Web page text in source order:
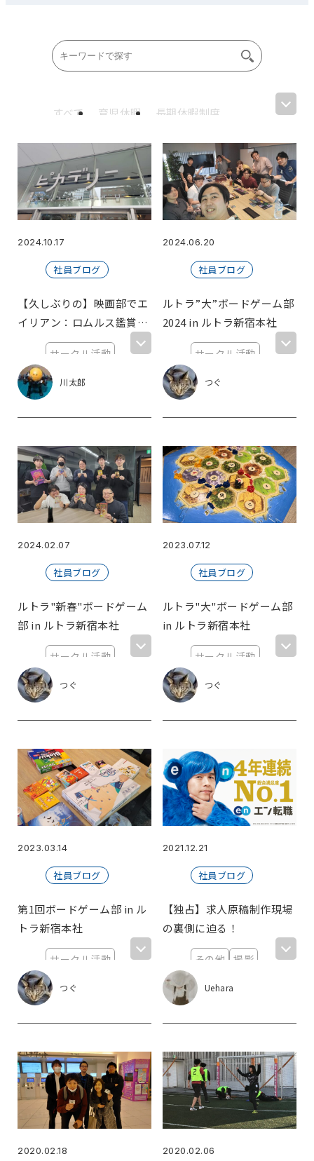
すべて 育児休暇
長期休暇制度
喰うか喰われるか
六根清浄
ゴールデンウィーク
休暇
てにす部
サークル
リフレッシュ休暇
PMBOK
BBQ
あつ森
はにわ作り
ランニング
BEST VALUE AWARD
マイナビ転職
優秀賞
受賞
オフィス移転
ゲーム部
保健委員会(非公式)
期待値
テレワーク
引っ越し支援制度
ハイブリッドワーク
マウス
2025年お疲れ様
AI初回お試し制度
育児
陶芸 和菓子 駆け込み
旅
旅行
弾丸 温泉
食べ歩き
福利厚生、引っ越し補助制度
読書
遊戯王
カードゲーム
プロ野球
広島東洋カープ
居酒屋
野球
リフレッシュ休暇制度
音楽
全社員懇親会
国宝
制度紹介
オフラインイベント
オンラインイベント
大阪
おうち時間
その他
技術ネタ
会社紹介
サークル活動
社内行事
自己紹介
撮影
東京オフィス 社員総会
銀座
赤坂
人狼部
福利厚生
アイマールカップ
高田馬場
フットサル部
新宿
目指すは世界
引っ越し補助制度
エンジニアの落とし穴
体は資本
【裏】映画部
KAWA☆CINEMA
ピカデリー
やっぱり冬はおでん
即興スピーチ
JavaScript
ありがとうIE11
フロントエンド開発
おすすめ本
伝達力
ありがとう兵庫県
こんにちは大阪
ものづくり
1on1面談
MBOシート
私の好きな漫画
AmongUS
宇宙人狼
狼を見つける会
健康診断
エスカレーション
UAE
ドバイ
海外旅行
エン・ジャパン株式会社
エン転職
【やってみた】
Unreal Engine4
ゲーム開発
リモート懇親会
2024.10.17
社員ブログ
【久しぶりの】映画部でエ
イリアン：ロムルス鑑賞
【オフライン】
サークル活動
新宿
ピカデリー
映画部
川太郎
2024.06.20
社員ブログ
ルトラ”大”ボードゲーム部
2024 in ルトラ新宿本社
サークル活動
新宿つぐ
2024.02.07
社員ブログ
ルトラ"新春"ボードゲーム
部 in ルトラ新宿本社
サークル活動
新宿つぐ
2023.07.12
社員ブログ
ルトラ"大"ボードゲーム部
in ルトラ新宿本社
サークル活動
新宿つぐ
2023.03.14
社員ブログ
第1回ボードゲーム部 in ル
トラ新宿本社
サークル活動
新宿つぐ
2021.12.21
社員ブログ
【独占】求人原稿制作現場
の裏側に迫る！
その他
撮影
新大阪
株式会社
Uehara
2020.02.18 2020.02.06